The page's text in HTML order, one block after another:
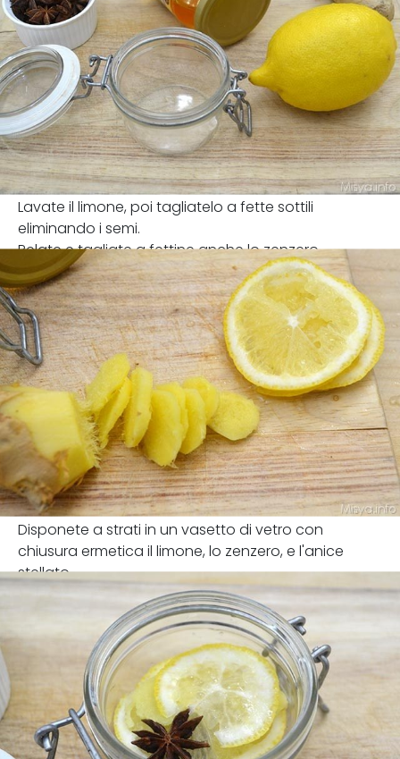
Lavate il limone, poi tagliatelo a fette sottili
eliminando i semi.
Pelate e tagliate a fettine anche lo zenzero.
Disponete a strati in un vasetto di vetro con
chiusura ermetica il limone, lo zenzero, e l'anice
stellato.